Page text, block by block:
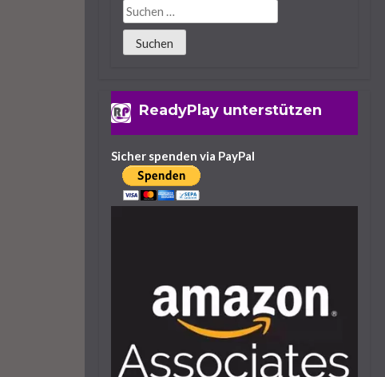
Und Fundorte Des
Spiels
14 Minuten
ReadyPlay unterstützen
Sicher spenden via PayPal